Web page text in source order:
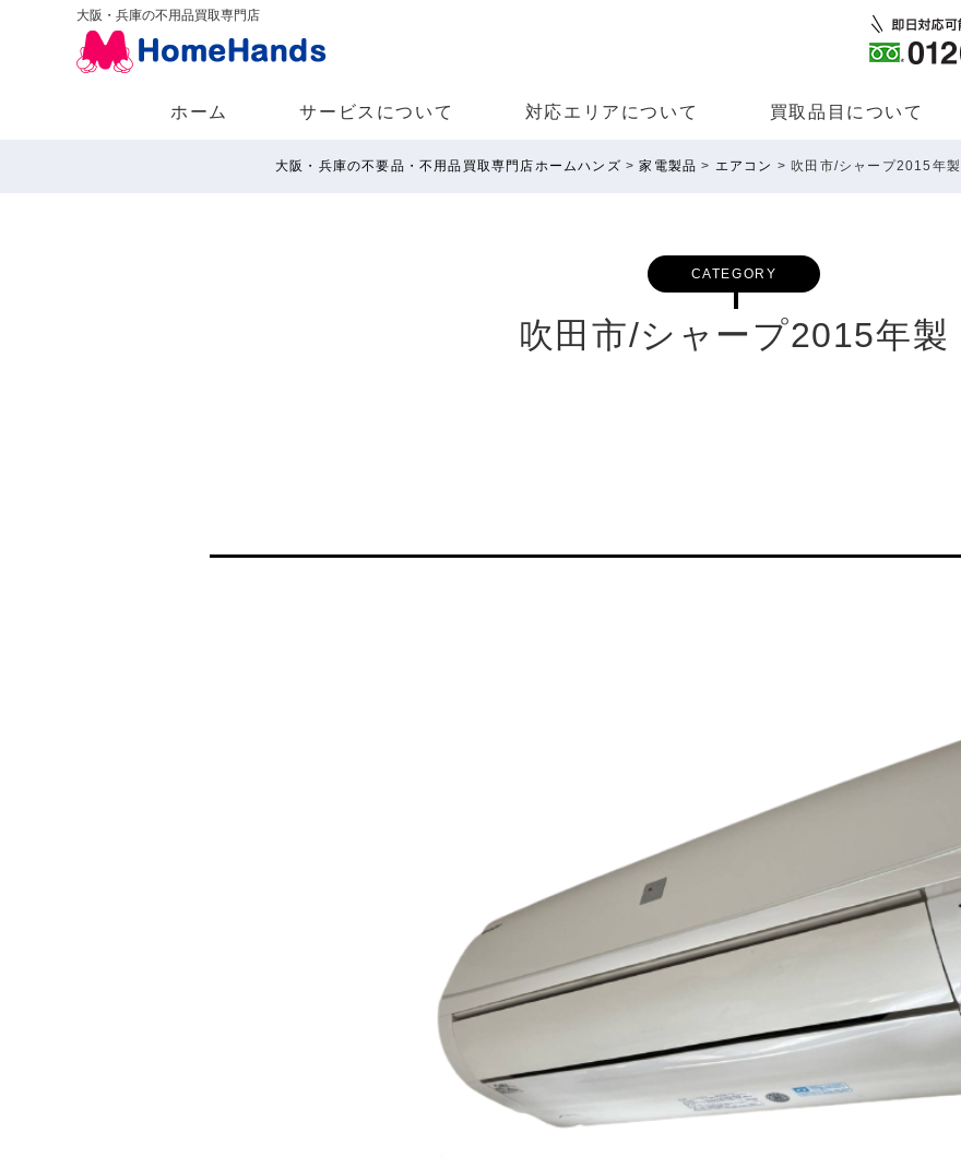
大阪・兵庫の不用品買取専門店
ホーム サービスについて 対応エリアについて 買取品⽬について
大阪・兵庫の不要品・不用品買取専門店ホームハンズ >家電製品 > エアコン > 吹田市/シャープ2015年製
CATEGORY
吹田市/シャープ2015年製